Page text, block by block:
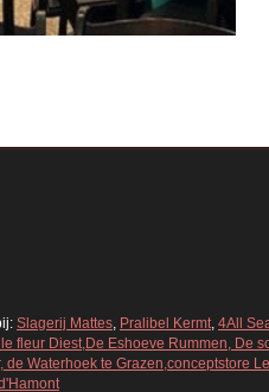
Slagerij Mattes Pralibel Kermt 4All
fleur Diest,De Eshoeve Rummen, De
de Waterhoek te Grazen,conceptstore